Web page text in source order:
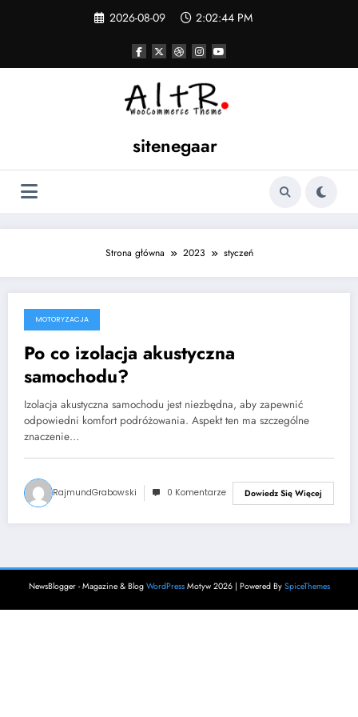
2026-08-09 2:02:44 PM
sitenegaar
Strona główna 2023 styczeń
2023-01-10
MOTORYZACJA
Po co izolacja akustyczna
samochodu?
Izolacja akustyczna samochodu jest niezbędna, aby zapewnić
odpowiedni komfort podróżowania. Aspekt ten ma szczególne
znaczenie…
RajmundGrabowski 0 Komentarze Dowiedz Się Więcej
NewsBlogger - Magazine & Blog WordPressMotyw 2026 | Powered By SpiceThemes